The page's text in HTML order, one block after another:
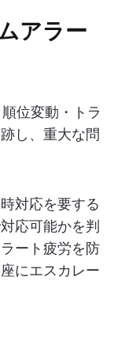
アラー
位変動・トラ
し、重大な問
対応を要する
応可能かを判
ート疲労を防
にエスカレー